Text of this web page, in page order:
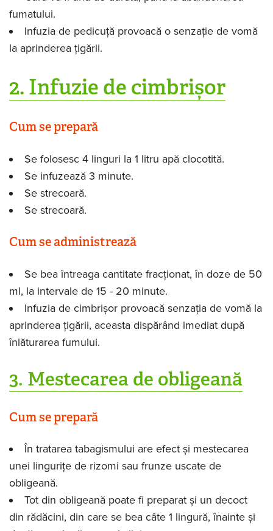
fumatului.
Infuzia de pedicuță provoacă o senzație de vomă
la aprinderea țigării.
2. Infuzie de cimbrișor
Cum se prepară
Se folosesc 4 linguri la 1 litru apă clocotită.
Se infuzează 3 minute.
Se strecoară.
Se strecoară.
Cum se administrează
Se bea întreaga cantitate fracționat, în doze de 50
ml, la intervale de 15 - 20 minute.
Infuzia de cimbrișor provoacă senzația de vomă la
aprinderea țigării, aceasta dispărând imediat după
înlăturarea fumului.
3. Mestecarea de obligeană
Cum se prepară
În tratarea tabagismului are efect și mestecarea
unei lingurițe de rizomi sau frunze uscate de
obligeană.
Tot din obligeană poate fi preparat și un decoct
din rădăcini, din care se bea câte 1 lingură, înainte și